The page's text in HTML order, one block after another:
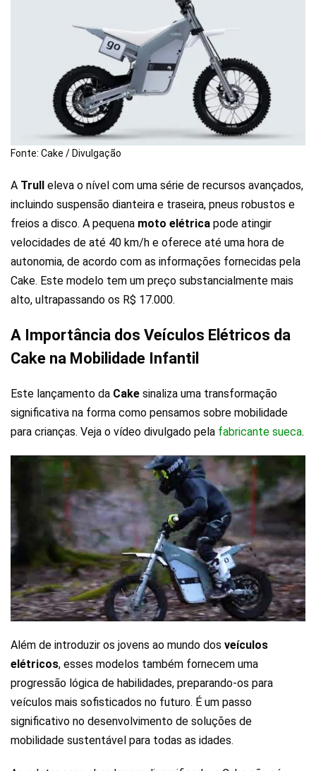
Fonte: Cake / Divulgação
A Trull eleva o nível com uma série de recursos avançados,
incluindo suspensão dianteira e traseira, pneus robustos e
freios a disco. A pequena moto elétrica pode atingir
velocidades de até 40 km/h e oferece até uma hora de
autonomia, de acordo com as informações fornecidas pela
Cake. Este modelo tem um preço substancialmente mais
alto, ultrapassando os R$ 17.000.
A Importância dos Veículos Elétricos da
Cake na Mobilidade Infantil
Este lançamento da Cake sinaliza uma transformação
significativa na forma como pensamos sobre mobilidade
para crianças. Veja o vídeo divulgado pela fabricante sueca.
Além de introduzir os jovens ao mundo dos veículos
elétricos, esses modelos também fornecem uma
progressão lógica de habilidades, preparando-os para
veículos mais sofisticados no futuro. É um passo
significativo no desenvolvimento de soluções de
mobilidade sustentável para todas as idades.